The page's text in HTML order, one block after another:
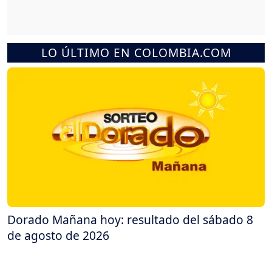
LO ÚLTIMO EN COLOMBIA.COM
Dorado Mañana hoy: resultado del sábado 8
de agosto de 2026